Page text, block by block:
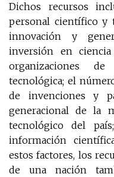
Dichos recursos
personal científico y
innovación y
inversión en
organizaciones
tecnológica; el
de invenciones y
generacional de la
tecnológico del
información
estos factores, los
de una nación